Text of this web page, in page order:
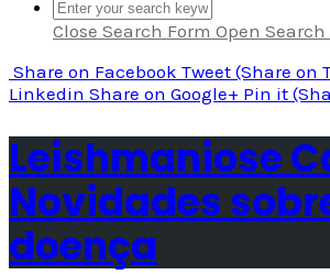
Close Search Form Open Search
Share on Facebook Tweet (Share on
Linkedin Share on Google+ Pin it
Leishmaniose
Novidades
doença